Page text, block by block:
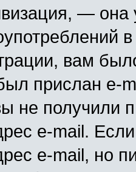
—
вам
прислан e-
не получили
e-mail.
e-mail, но